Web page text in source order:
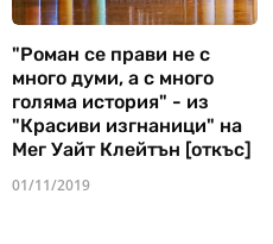
"Роман се прави не с
много думи, а с много
голяма история" - из
"Красиви изгнаници" на
Мег Уайт Клейтън [откъс]
01/11/2019